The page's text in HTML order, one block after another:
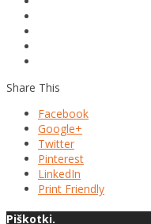
Share This
Facebook
Google+
Twitter
Pinterest
LinkedIn
Print Friendly
Piškotki.